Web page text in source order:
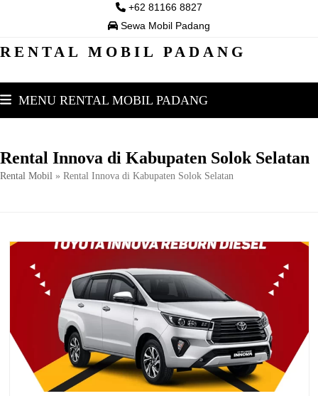
+62 81166 8827
Sewa Mobil Padang
RENTAL MOBIL PADANG
MENU RENTAL MOBIL PADANG
Rental Innova di Kabupaten Solok Selatan
Rental Mobil » Rental Innova di Kabupaten Solok Selatan